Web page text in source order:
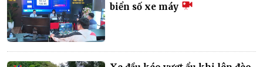
biển số xe máy